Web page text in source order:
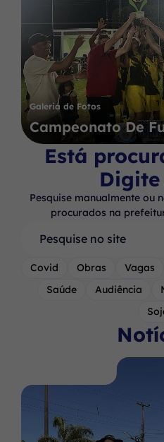
Galeria de Fotos
Campeonato De
Está
Pesquise manualmente ou
procurados na
Pesquisar
Covid Obras Vagas
Saúde
Audiência